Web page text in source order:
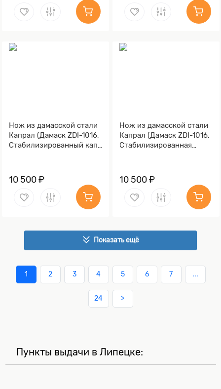
Нож из дамасской стали
Капрал (Дамаск ZDI-1016,
Стабилизированный кап
10 500 ₽
Нож из дамасской стали
Капрал (Дамаск ZDI-1016,
Стабилизированная
10 500 ₽
Показать ещё
1 2 3 4 5 6 7 ...
24 >
Пункты выдачи в Липецке: